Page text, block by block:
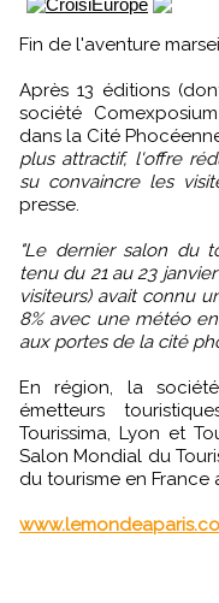
Fin de l'aventure
Après 13 éditions
société
dans la Cité
plus attractif, l'offre
su convaincre les
presse.
"Le dernier salon du
tenu du 21 au 23
visiteurs) avait connu
8% avec une météo
aux portes de la cité
En région, la
émetteurs
Tourissima, Lyon et
Salon Mondial du
du tourisme en France